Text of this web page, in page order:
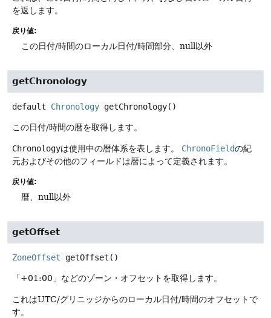
を返します。
戻り値:
この日付/時間のローカル日付/時間部分、null以外
getChronology
default Chronology getChronology()
この日付/時間の暦を取得します。
Chronologyは使用中の暦体系を表します。 ChronoFieldの紀
元およびその他のフィールドは暦によって定義されます。
戻り値:
暦、null以外
getOffset
ZoneOffset getOffset ()
「+01:00」などのゾーン・オフセットを取得します。
これはUTC/グリニッジからのローカル日付/時間のオフセットで
す。